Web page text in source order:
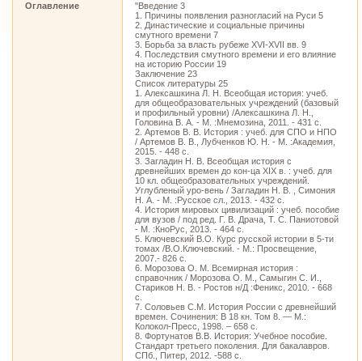
Оглавление
"Введение 3
1. Причины появления разногласий на Руси 5
2. Династические и социальные причины
смутного времени 7
3. Борьба за власть рубеже XVI-XVII вв. 9
4. Последствия смутного времени и его влияние
на историю России 19
Заключение 23
Список литературы 25
1. Алексашкина Л. Н. Всеобщая история: учеб.
для общеобразовательных учреждений (базовый
и профильный уровни) /Алексашкина Л. Н.,
Головина В. А. - М. :Мнемозина, 2011. - 431 с.
2. Артемов В. В. История : учеб. для СПО и НПО
/ Артемов В. В., Лубченков Ю. Н. - М. :Академия,
2015. - 448 с.
3. Загладин Н. В. Всеобщая история с
древнейших времен до кон-ца XIX в. : учеб. для
10 кл. общеобразовательных учреждений.
Углубленый уро-вень / Загладин Н. В. , Симония
Н. А. - М. :Русское сл., 2013. - 432 с.
4. История мировых цивилизаций : учеб. пособие
для вузов / под ред. Г. В. Драча, Т. С. Паниотовой
- М. :КноРус, 2013. - 464 с.
5. Ключевский В.О. Курс русской истории в 5-ти
томах /В.О.Ключевский. - М.: Просвещение,
2007.- 826 с.
6. Морозова О. М. Всемирная история :
справочник / Морозова О. М., Самыгин С. И.,
Стариков Н. В. - Ростов н/Д :Феникс, 2010. - 668
с.
7. Соловьев С.М. История России с древнейший
времен. Сочинения: В 18 кн. Том 8. — М.:
Колокол-Пресс, 1998. – 658 с.
8. Фортунатов В.В. История: Учебное пособие.
Стандарт третьего поколения. Для бакалавров.
СПб., Питер, 2012. -588 с.